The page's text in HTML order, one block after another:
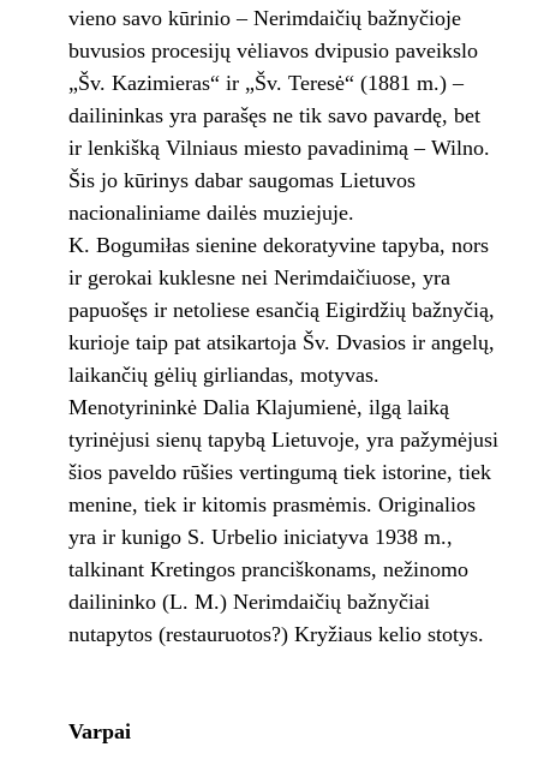
vieno savo kūrinio – Nerimdaičių bažnyčioje
buvusios procesijų vėliavos dvipusio paveikslo
„Šv. Kazimieras“ ir „Šv. Teresė“ (1881 m.) –
dailininkas yra parašęs ne tik savo pavardę, bet
ir lenkišką Vilniaus miesto pavadinimą – Wilno.
Šis jo kūrinys dabar saugomas Lietuvos
nacionaliniame dailės muziejuje.
K. Bogumiłas sienine dekoratyvine tapyba, nors
ir gerokai kuklesne nei Nerimdaičiuose, yra
papuošęs ir netoliese esančią Eigirdžių bažnyčią,
kurioje taip pat atsikartoja Šv. Dvasios ir angelų,
laikančių gėlių girliandas, motyvas.
Menotyrininkė Dalia Klajumienė, ilgą laiką
tyrinėjusi sienų tapybą Lietuvoje, yra pažymėjusi
šios paveldo rūšies vertingumą tiek istorine, tiek
menine, tiek ir kitomis prasmėmis. Originalios
yra ir kunigo S. Urbelio iniciatyva 1938 m.,
talkinant Kretingos pranciškonams, nežinomo
dailininko (L. M.) Nerimdaičių bažnyčiai
nutapytos (restauruotos?) Kryžiaus kelio stotys.
Varpai